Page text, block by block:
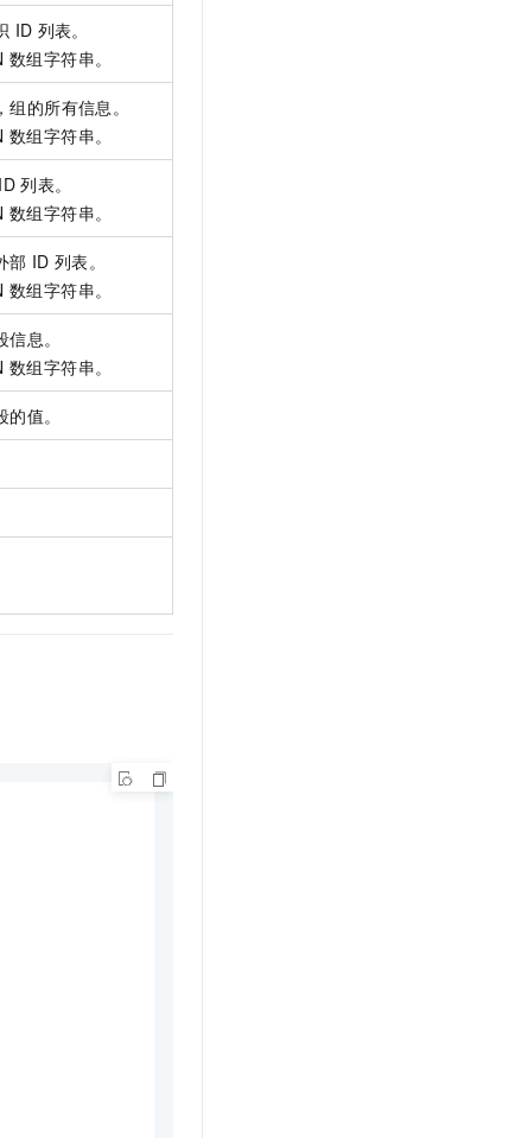
ID 列表。
数组字符串。
的所有信息。
数组字符串。
ID 列表。
数组字符串。
部 ID 列表。
数组字符串。
息。
数组字符串。
值。
一步搞定创意建站